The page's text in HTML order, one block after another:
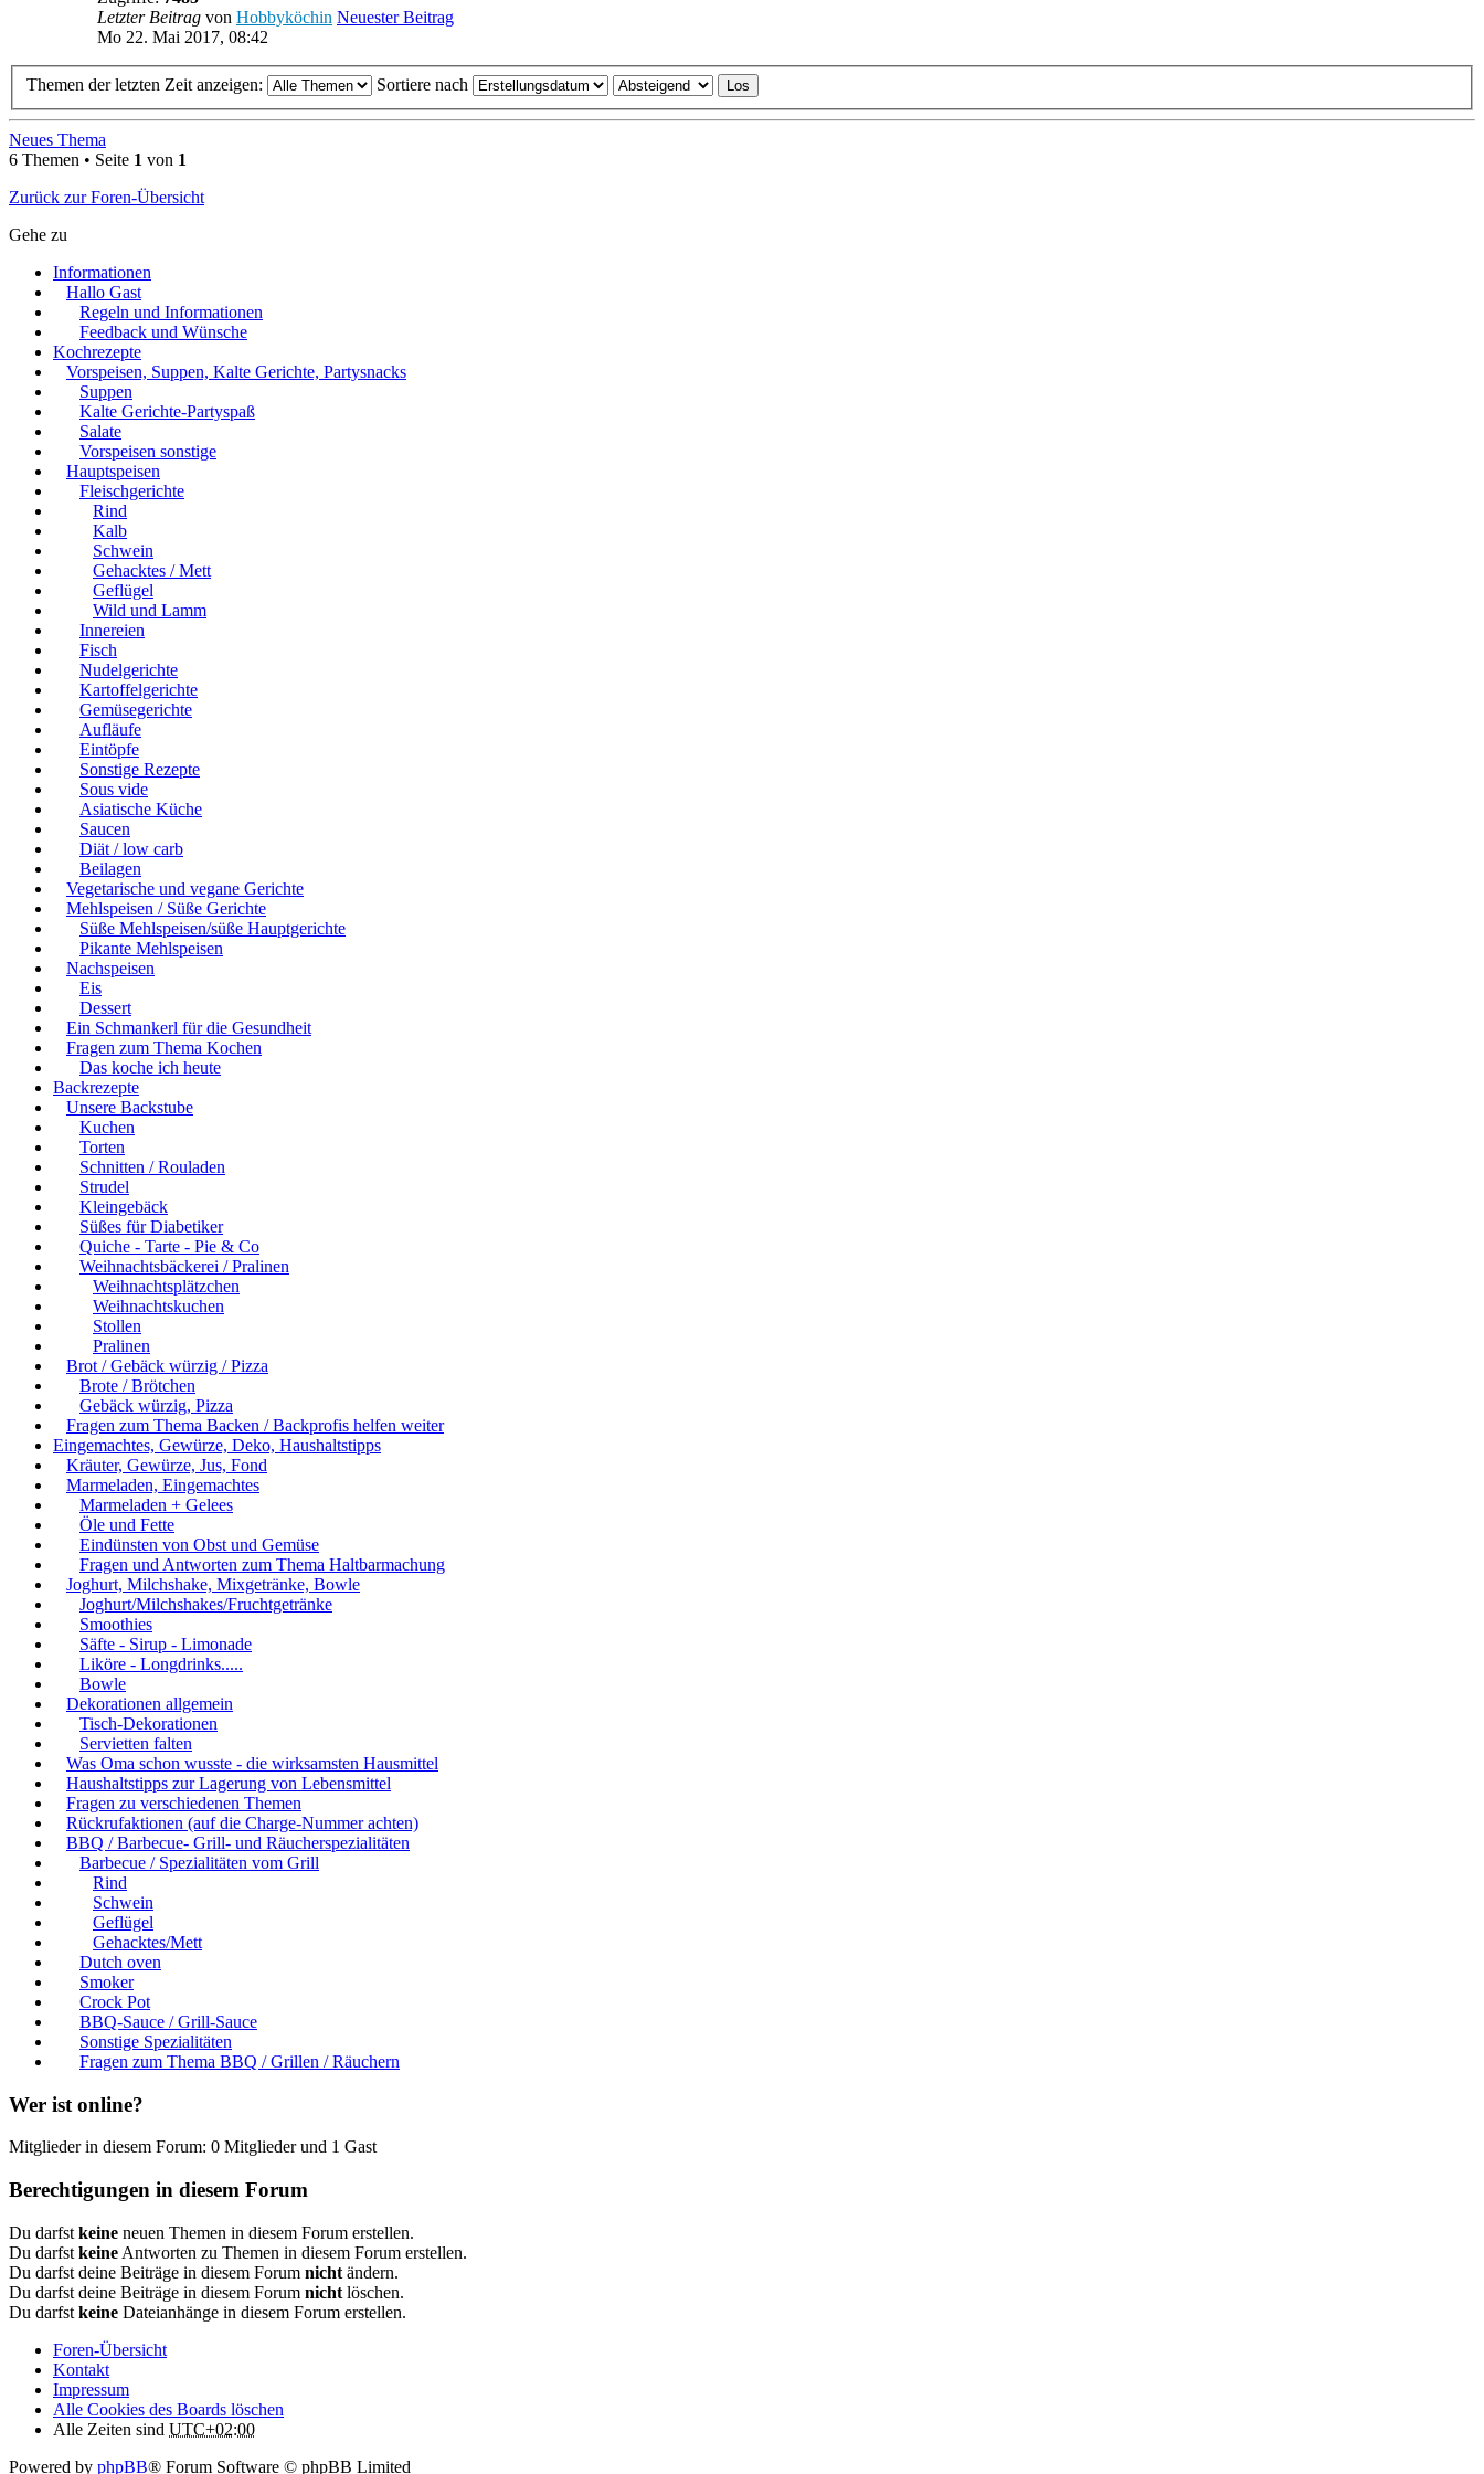
Letzter Beitrag von Hobbyköchin Neuester Beitrag
Mo 22. Mai 2017, 08:42
Themen der letzten Zeit anzeigen: Sortiere nach
Neues Thema
6 Themen • Seite 1 von 1
Zurück zur Foren-Übersicht
Gehe zu
Informationen
Hallo Gast
Regeln und Informationen
Feedback und Wünsche
Kochrezepte
Vorspeisen, Suppen, Kalte Gerichte, Partysnacks
Suppen
Kalte Gerichte-Partyspaß
Salate
Vorspeisen sonstige
Hauptspeisen
Fleischgerichte
Rind
Kalb
Schwein
Gehacktes / Mett
Geflügel
Wild und Lamm
Innereien
Fisch
Nudelgerichte
Kartoffelgerichte
Gemüsegerichte
Aufläufe
Eintöpfe
Sonstige Rezepte
Sous vide
Asiatische Küche
Saucen
Diät / low carb
Beilagen
Vegetarische und vegane Gerichte
Mehlspeisen / Süße Gerichte
Süße Mehlspeisen/süße Hauptgerichte
Pikante Mehlspeisen
Nachspeisen
Eis
Dessert
Ein Schmankerl für die Gesundheit
Fragen zum Thema Kochen
Das koche ich heute
Backrezepte
Unsere Backstube
Kuchen
Torten
Schnitten / Rouladen
Strudel
Kleingebäck
Süßes für Diabetiker
Quiche - Tarte - Pie & Co
Weihnachtsbäckerei / Pralinen
Weihnachtsplätzchen
Weihnachtskuchen
Stollen
Pralinen
Brot / Gebäck würzig / Pizza
Brote / Brötchen
Gebäck würzig, Pizza
Fragen zum Thema Backen / Backprofis helfen weiter
Eingemachtes, Gewürze, Deko, Haushaltstipps
Kräuter, Gewürze, Jus, Fond
Marmeladen, Eingemachtes
Marmeladen + Gelees
Öle und Fette
Eindünsten von Obst und Gemüse
Fragen und Antworten zum Thema Haltbarmachung
Joghurt, Milchshake, Mixgetränke, Bowle
Joghurt/Milchshakes/Fruchtgetränke
Smoothies
Säfte - Sirup - Limonade
Liköre - Longdrinks.....
Bowle
Dekorationen allgemein
Tisch-Dekorationen
Servietten falten
Was Oma schon wusste - die wirksamsten Hausmittel
Haushaltstipps zur Lagerung von Lebensmittel
Fragen zu verschiedenen Themen
Rückrufaktionen (auf die Charge-Nummer achten)
BBQ / Barbecue- Grill- und Räucherspezialitäten
Barbecue / Spezialitäten vom Grill
Rind
Schwein
Geflügel
Gehacktes/Mett
Dutch oven
Smoker
Crock Pot
BBQ-Sauce / Grill-Sauce
Sonstige Spezialitäten
Fragen zum Thema BBQ / Grillen / Räuchern
Wer ist online?
Mitglieder in diesem Forum: 0 Mitglieder und 1 Gast
Berechtigungen in diesem Forum
Du darfst keine neuen Themen in diesem Forum erstellen.
Du darfst keine Antworten zu Themen in diesem Forum erstellen.
Du darfst deine Beiträge in diesem Forum nicht ändern.
Du darfst deine Beiträge in diesem Forum nicht löschen.
Du darfst keine Dateianhänge in diesem Forum erstellen.
Foren-Übersicht
Kontakt
Impressum
Alle Cookies des Boards löschen
Alle Zeiten sind UTC+02:00
Powered by phpBB® Forum Software © phpBB Limited